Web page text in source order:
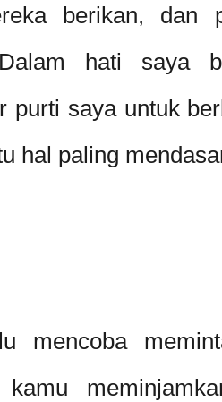
berikan, dan
hati saya
purti saya untuk
hal paling
mencoba
kamu